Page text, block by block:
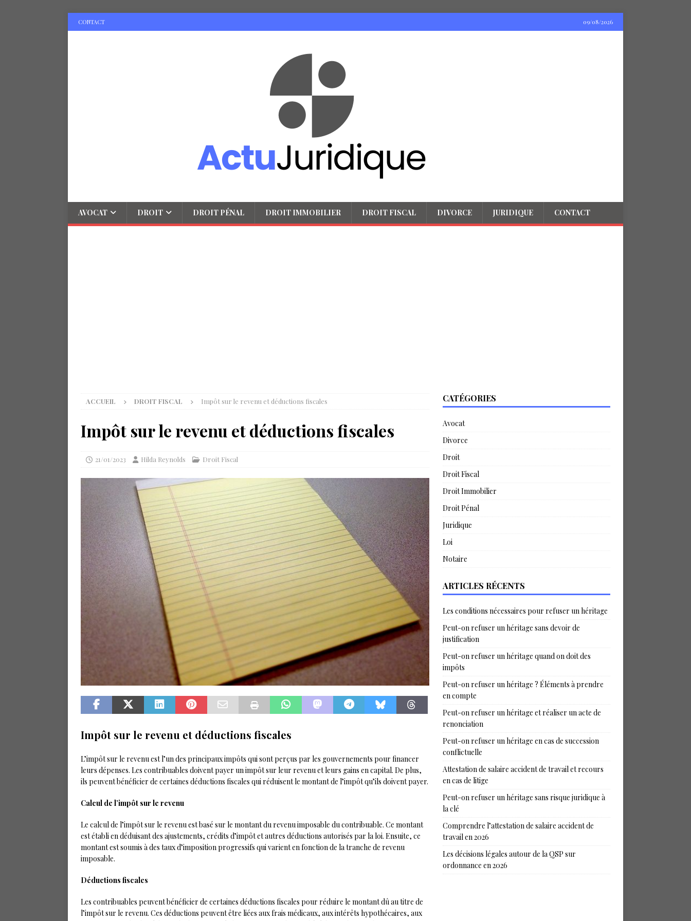
CONTACT 09/08/2026
AVOCAT DROIT DROIT PÉNAL DROIT IMMOBILIER DROIT FISCAL DIVORCE JURIDIQUE CONTACT
ACCUEIL DROIT FISCAL Impôt sur le revenu et déductions fiscales
Impôt sur le revenu et déductions fiscales
21/01/2023 Hilda Reynolds Droit Fiscal
Impôt sur le revenu et déductions fiscales
L’impôt sur le revenu est l’un des principaux impôts qui sont perçus par les gouvernements pour financer
leurs dépenses. Les contribuables doivent payer un impôt sur leur revenu et leurs gains en capital. De plus,
ils peuvent bénéficier de certaines déductions fiscales qui réduisent le montant de l’impôt qu’ils doivent payer.
Calcul de l’impôt sur le revenu
Le calcul de l’impôt sur le revenu est basé sur le montant du revenu imposable du contribuable. Ce montant
est établi en déduisant des ajustements, crédits d’impôt et autres déductions autorisés par la loi. Ensuite, ce
montant est soumis à des taux d’imposition progressifs qui varient en fonction de la tranche de revenu
imposable.
Déductions fiscales
Les contribuables peuvent bénéficier de certaines déductions fiscales pour réduire le montant dû au titre de
l’impôt sur le revenu. Ces déductions peuvent être liées aux frais médicaux, aux intérêts hypothécaires, aux
CATÉGORIES
Avocat
Divorce
Droit
Droit Fiscal
Droit Immobilier
Droit Pénal
Juridique
Loi
Notaire
ARTICLES RÉCENTS
Les conditions nécessaires pour refuser un héritage
Peut-on refuser un héritage sans devoir de
justification
Peut-on refuser un héritage quand on doit des
impôts
Peut-on refuser un héritage ? Éléments à prendre
en compte
Peut-on refuser un héritage et réaliser un acte de
renonciation
Peut-on refuser un héritage en cas de succession
conflictuelle
Attestation de salaire accident de travail et recours
en cas de litige
Peut-on refuser un héritage sans risque juridique à
la clé
Comprendre l’attestation de salaire accident de
travail en 2026
Les décisions légales autour de la QSP sur
ordonnance en 2026